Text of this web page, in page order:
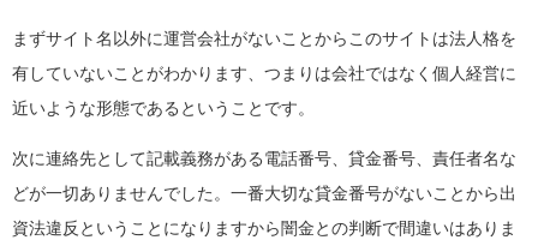
まずサイト名以外に運営会社がないことからこのサイトは法人格を
有していないことがわかります、つまりは会社ではなく個人経営に
近いような形態であるということです。
次に連絡先として記載義務がある電話番号、貸金番号、責任者名な
どが一切ありませんでした。一番大切な貸金番号がないことから出
資法違反ということになりますから闇金との判断で間違いはありま